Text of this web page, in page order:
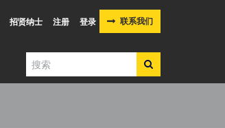
招贤纳士 注册 登录 联系我们
搜
索
搜
索